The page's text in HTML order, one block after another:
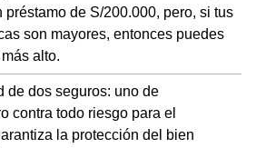
préstamo de S/200.000, pero, si tus
son mayores, entonces puedes
alto.
de dos seguros: uno de
contra todo riesgo para el
la protección del bien